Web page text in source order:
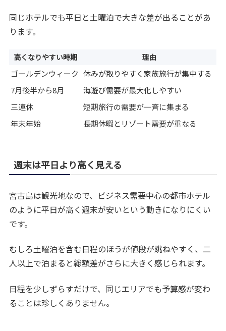
同じホテルでも平日と土曜泊で大きな差が出ることがあ
ります。
高くなりやすい時期 理由
ゴールデンウィーク 休みが取りやすく家族旅行が集中する
7月後半から8月
海遊び需要が最大化しやすい
三連休
短期旅行の需要が一斉に集まる
年末年始
長期休暇とリゾート需要が重なる
週末は平日より高く見える
宮古島は観光地なので、ビジネス需要中心の都市ホテル
のように平日が高く週末が安いという動きになりにくい
です。
むしろ土曜泊を含む日程のほうが値段が跳ねやすく、二
人以上で泊まると総額差がさらに大きく感じられます。
日程を少しずらすだけで、同じエリアでも予算感が変わ
ることは珍しくありません。